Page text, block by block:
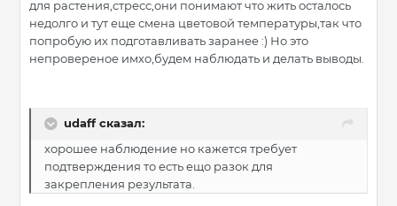
для растения,стресс,они понимают что жить осталось
недолго и тут еще смена цветовой температуры,так что
попробую их подготавливать заранее :) Но это
непровереное имхо,будем наблюдать и делать выводы.
udaff сказал:
хорошее наблюдение но кажется требует
подтверждения то есть ещо разок для
закрепления результата.